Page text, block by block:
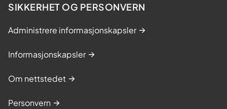
SIKKERHET OG PERSONVERN
Administrere informasjonskapsler
Informasjonskapsler
Om nettstedet
Personvern